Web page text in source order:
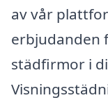
av vår
erbjudanden
städfirmor i